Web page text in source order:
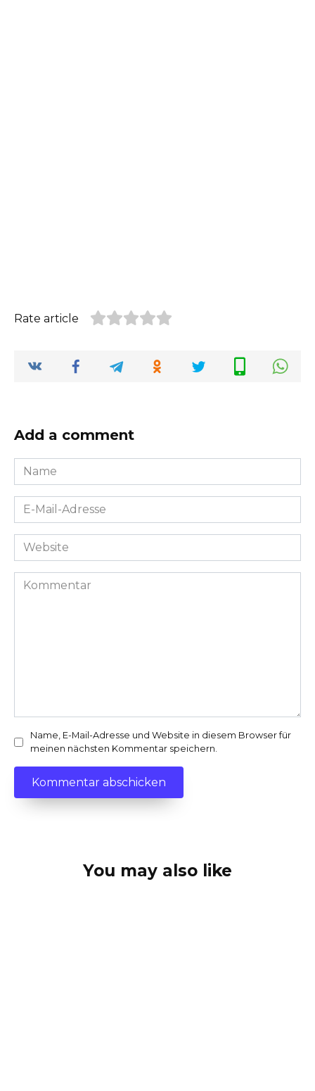
Rate article
Add a comment
Name
*
E-
Mail-
Adresse
Website
Kommentar
Name, E-Mail-Adresse und Website in diesem Browser für
meinen nächsten Kommentar speichern.
You may also like